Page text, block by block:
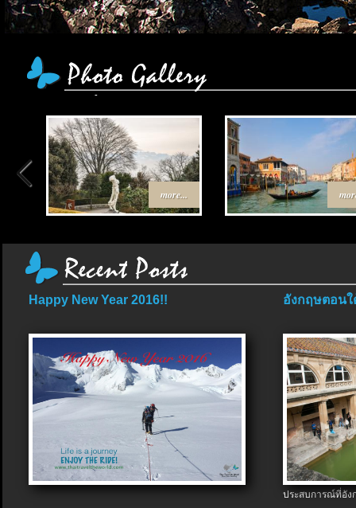
more...
Happy New Year 2016!! อังกฤษตอนใ
ประสบการณ์ที่อัง